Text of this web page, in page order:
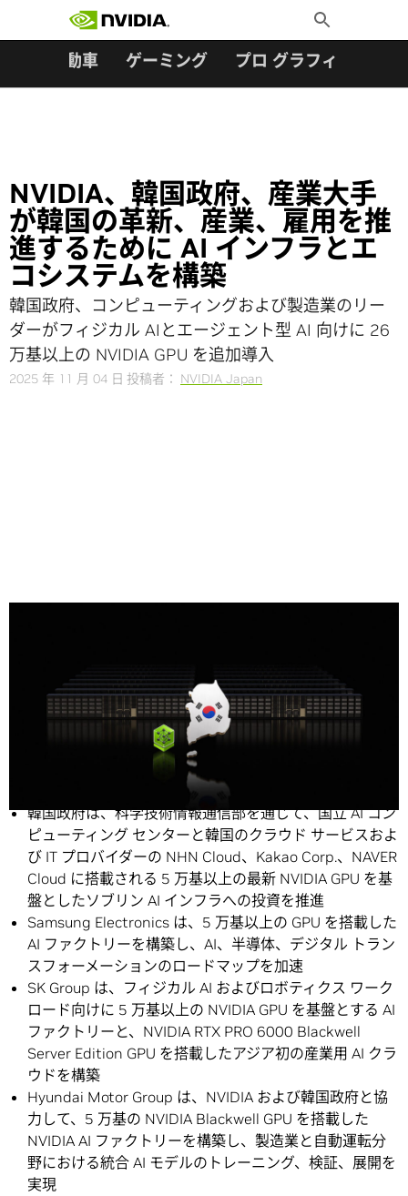
Toggle
Search
自動車 ゲーミング プロ グラフィックス
NVIDIA、韓国政府、産業大手
が韓国の革新、産業、雇用を推
進するために AI インフラとエ
コシステムを構築
韓国政府、コンピューティングおよび製造業のリー
ダーがフィジカル AIとエージェント型 AI 向けに 26
万基以上の NVIDIA GPU を追加導入
2025 年 11 月 04 日 投稿者： NVIDIA Japan
韓国政府は、科学技術情報通信部を通じて、国立 AI コン
ピューティング センターと韓国のクラウド サービスおよ
び IT プロバイダーの NHN Cloud、Kakao Corp.、NAVER
Cloud に搭載される 5 万基以上の最新 NVIDIA GPU を基
盤としたソブリン AI インフラへの投資を推進
Samsung Electronics は、5 万基以上の GPU を搭載した
AI ファクトリーを構築し、AI、半導体、デジタル トラン
スフォーメーションのロードマップを加速
SK Group は、フィジカル AI およびロボティクス ワーク
ロード向けに 5 万基以上の NVIDIA GPU を基盤とする AI
ファクトリーと、NVIDIA RTX PRO 6000 Blackwell
Server Edition GPU を搭載したアジア初の産業用 AI クラ
ウドを構築
Hyundai Motor Group は、NVIDIA および韓国政府と協
力して、5 万基の NVIDIA Blackwell GPU を搭載した
NVIDIA AI ファクトリーを構築し、製造業と自動運転分
野における統合 AI モデルのトレーニング、検証、展開を
実現